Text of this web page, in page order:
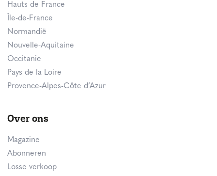
Hauts de France
Île-de-France
Normandië
Nouvelle-Aquitaine
Occitanie
Pays de la Loire
Provence-Alpes-Côte d’Azur
Over ons
Magazine
Abonneren
Losse verkoop